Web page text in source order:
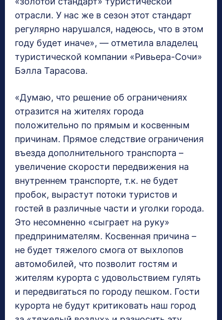
отрасли. У нас же в сезон этот стандарт
регулярно нарушался, надеюсь, что в этом
году будет иначе», — отметила владелец
туристической компании «Ривьера-Сочи»
Бэлла Тарасова.
«Думаю, что решение об ограничениях
отразится на жителях города
положительно по прямым и косвенным
причинам. Прямое следствие ограничения
въезда дополнительного транспорта –
увеличение скорости передвижения на
внутреннем транспорте, т.к. не будет
пробок, вырастут потоки туристов и
гостей в различные части и уголки города.
Это несомненно «сыграет на руку»
предпринимателям. Косвенная причина –
не будет тяжелого смога от выхлопов
автомобилей, что позволит гостям и
жителям курорта с удовольствием гулять
и передвигаться по городу пешком. Гости
курорта не будут критиковать наш город